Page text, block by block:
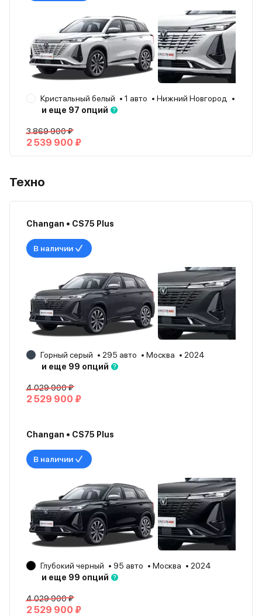
Кристальный белый 1 авто Нижний Новгород
и еще 97 опций
3 869 900 ₽
2 539 900 ₽
Техно
Changan • CS75 Plus
В наличии
Горный серый 295 авто Москва
2024
и еще 99 опций
4 029 900 ₽
2 529 900 ₽
Changan • CS75 Plus
В наличии
Глубокий черный 95 авто Москва
2024
и еще 99 опций
4 029 900 ₽
2 529 900 ₽